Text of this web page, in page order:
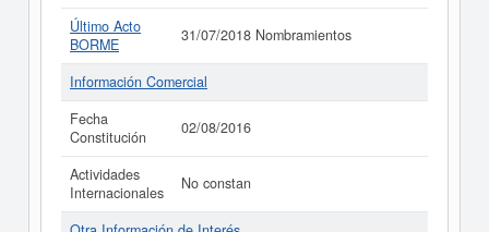
Último Acto
BORME
31/07/2018 Nombramientos
Información Comercial
Fecha
Constitución
02/08/2016
Actividades
Internacionales
No constan